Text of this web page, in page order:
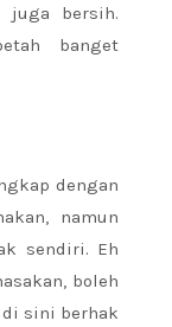
bersih.
banget
dengan
namun
sendiri. Eh
boleh
sini berhak